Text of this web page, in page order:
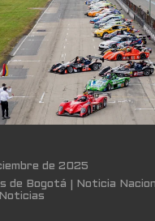
de 2025
de Bogotá
Noticia
Noticias